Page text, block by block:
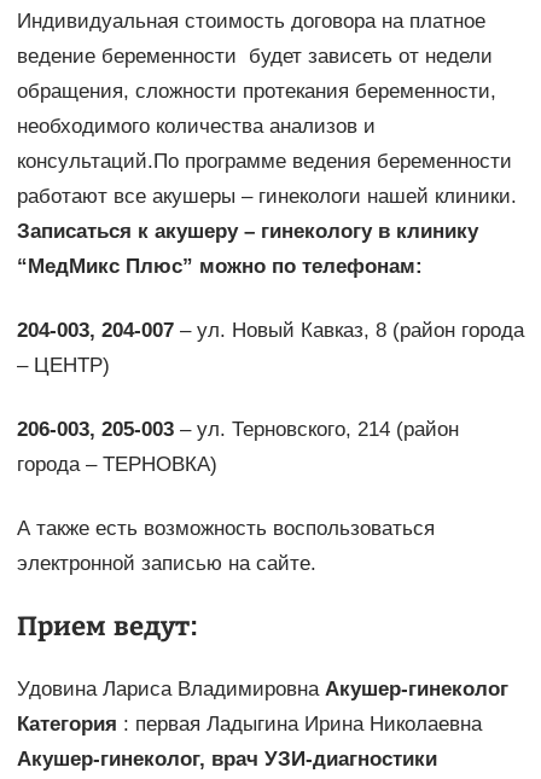
Индивидуальная стоимость договора на платное
ведение беременности будет зависеть от недели
обращения, сложности протекания беременности,
необходимого количества анализов и
консультаций.По программе ведения беременности
работают все акушеры – гинекологи нашей клиники.
Записаться к акушеру – гинекологу в клинику
“МедМикс Плюс” можно по телефонам:
204-003, 204-007– ул. Новый Кавказ, 8 (район города
– ЦЕНТР)
206-003, 205-003– ул. Терновского, 214 (район
города – ТЕРНОВКА)
А также есть возможность воспользоваться
электронной записью на сайте.
Прием ведут:
Удовина Лариса Владимировна Акушер-гинеколог
Категория : первая Ладыгина Ирина Николаевна
Акушер-гинеколог, врач УЗИ-диагностики